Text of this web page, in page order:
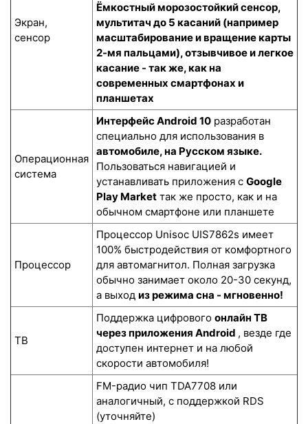
Экран,
сенсор
Ёмкостный морозостойкий сенсор,
мультитач до 5 касаний (например
масштабирование и вращение карты
2-мя пальцами), отзывчивое и легкое
касание - так же, как на
современных смартфонах и
планшетах
Операционная
система
Интерфейс Android 10 разработан
специально для использования в
автомобиле, на Русском языке.
Пользоваться навигацией и
устанавливать приложения с Google
Play Market так же просто, как и на
обычном смартфоне или планшете
Процессор
Процессор Unisoc UIS7862s имеет
100% быстродействия от комфортного
для автомагнитол. Полная загрузка
обычно занимает около 20-30 секунд,
а выход из режима сна - мгновенно!
ТВ
Поддержка цифрового онлайн ТВ
через приложения Android , везде где
доступен интернет и на любой
скорости автомобиля!
FM-радио чип TDA7708 или
аналогичный, с поддержкой RDS
(уточняйте)